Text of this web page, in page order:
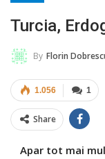
Turcia,
By Florin
1
1.056
Share
Apar tot mai